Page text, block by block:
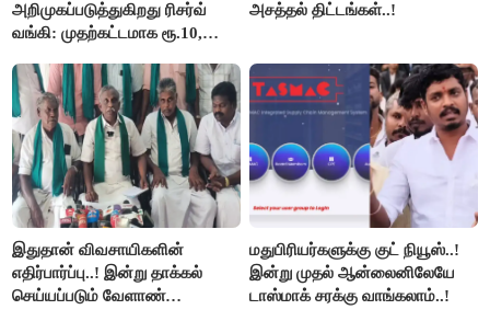
அறிமுகப்படுத்துகிறது ரிசர்வ்
வங்கி: முதற்கட்டமாக ரூ.10,
அசத்தல் திட்டங்கள்..!
இதுதான் விவசாயிகளின்
எதிர்பார்ப்பு..! இன்று தாக்கல்
செய்யப்படும் வேளாண்
மதுபிரியர்களுக்கு குட் நியூஸ்..!
இன்று முதல் ஆன்லைனிலேயே
டாஸ்மாக் சரக்கு வாங்கலாம்..!